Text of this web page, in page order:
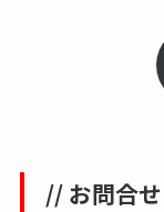
// お問合せ